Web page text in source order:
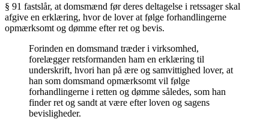
§ 91 fastslår, at domsmænd før deres deltagelse i retssager skal
afgive en erklæring, hvor de lover at følge forhandlingerne
opmærksomt og dømme efter ret og bevis.
Forinden en domsmand træder i virksomhed,
forelægger retsformanden ham en erklæring til
underskrift, hvori han på ære og samvittighed lover, at
han som domsmand opmærksomt vil følge
forhandlingerne i retten og dømme således, som han
finder ret og sandt at være efter loven og sagens
bevisligheder.